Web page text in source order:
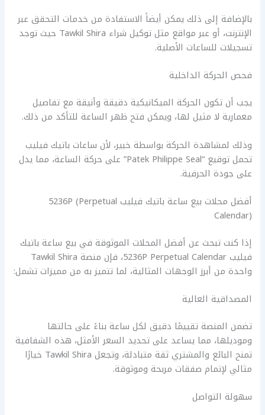
بالإضافة إلى ذلك يمكن أيضاً الاستفادة من خدمات التحقق عبر
الإنترنت، أو عبر مواقع مثل توكيل شراء Tawkil Shira حيث توجد
تسجيلات للساعات الأصلية.
فحص الحركة الداخلية
يجب أن تكون الحركة الميكانيكية دقيقة وأنيقة مع تفاصيل
معمارية لا مثيل لها، ويمكن فتح ظهر الساعة للتأكد من ذلك.
وذلك لمشاهدة الحركة بواسطة خبير، لأن ساعات باتيك فيليب
تحمل توقيع “Patek Philippe Seal” على حركة الساعة، مما يدل
على جودة الحرفية.
أفضل محلات بيع ساعة باتيك فيليب 5236P (Perpetual
Calendar)
إذا كنت تبحث عن أفضل المحلات الموثوقة في بيع ساعة باتيك
فيليب 5236P Perpetual Calendar، فإن منصة Tawkil Shira
واحدة من أبرز الوجهات المثالية، لما تتميز به من مميزات تشمل:
المصداقية العالية
تضمن المنصة تقييمًا دقيق لكل ساعة بناءً على حالتها
وموديلها، مما يساعد على تحديد السعر الأمثل، هذه الشفافية
تمنح البائع والمشتري ثقة متبادلة، وتجعل Tawkil Shira خيارًا
مثالي لإتمام صفقات مربحة وموثوقة.
سهولة التواصل